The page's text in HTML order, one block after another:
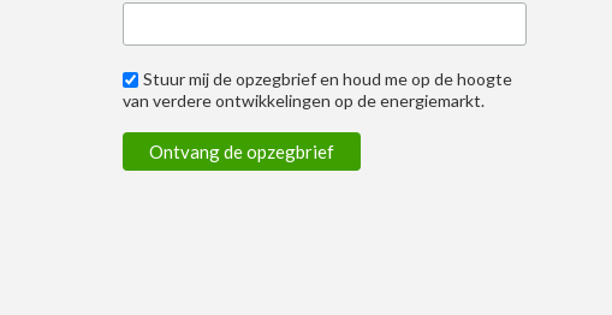
Stuur mij de opzegbrief en houd me op de hoogte
van verdere ontwikkelingen op de energiemarkt.